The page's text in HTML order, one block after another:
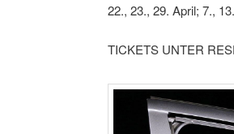
22., 23., 29. April; 7.,
TICKETS UNTER